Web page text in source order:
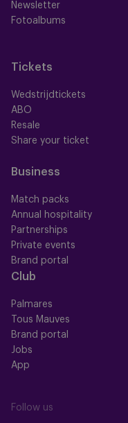
Newsletter
Fotoalbums
Tickets
Wedstrijdtickets
ABO
Resale
Share your ticket
Business
Match packs
Annual hospitality
Partnerships
Private events
Brand portal
Club
Palmares
Tous Mauves
Brand portal
Jobs
App
Follow us